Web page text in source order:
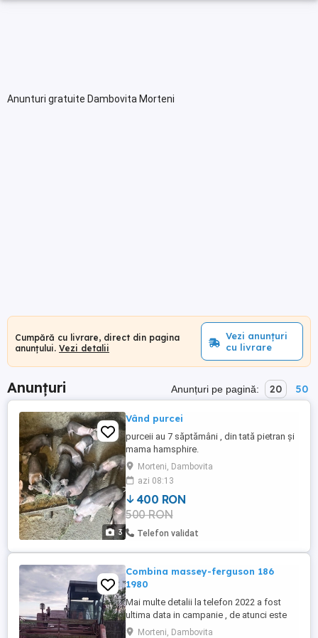
Anunturi gratuite Dambovita Morteni
Cumpără cu livrare, direct din pagina
anunțului. Vezi detalii
Vezi anunțuri
cu livrare
Anunțuri Anunțuri pe pagină: 20 50
3
Vând purcei
purceii au 7 săptămâni , din tată pietran și
mama hamsphire.
Morteni, Dambovita
azi 08:13
400 RON
500 RON
Telefon validat
Combina massey-ferguson 186
1980
Mai multe detalii la telefon 2022 a fost
ultima data in campanie , de atunci este
pe dreapta. Aștept oferte
Morteni, Dambovita